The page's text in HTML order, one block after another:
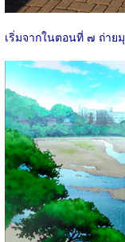
เริ่มจากในตอนที่ ๗ ถ่าย